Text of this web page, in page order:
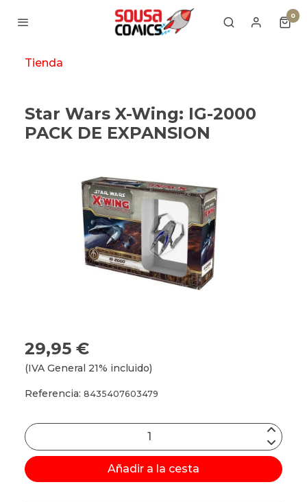
0
Tienda
Star Wars X-Wing: IG-2000
PACK DE EXPANSION
29,95 €
(IVA General 21% incluido)
Referencia: 8435407603479
Añadir a la cesta